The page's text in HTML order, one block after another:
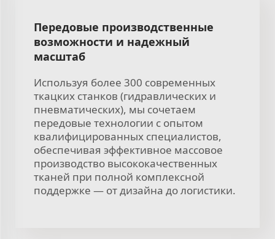
Передовые производственные
возможности и надежный
масштаб
Используя более 300 современных
ткацких станков (гидравлических и
пневматических), мы сочетаем
передовые технологии с опытом
квалифицированных специалистов,
обеспечивая эффективное массовое
производство высококачественных
тканей при полной комплексной
поддержке — от дизайна до логистики.